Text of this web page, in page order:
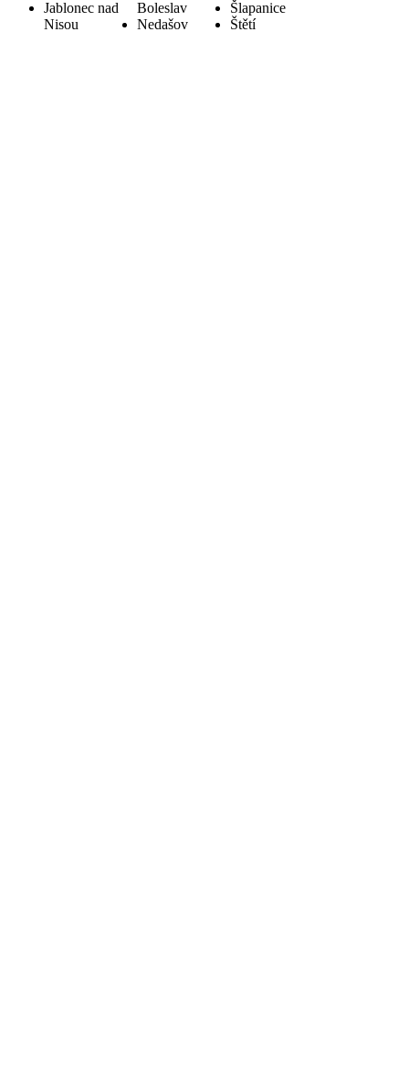
Jablonec nad
Nisou
Boleslav
Nedašov
Šlapanice
Štětí